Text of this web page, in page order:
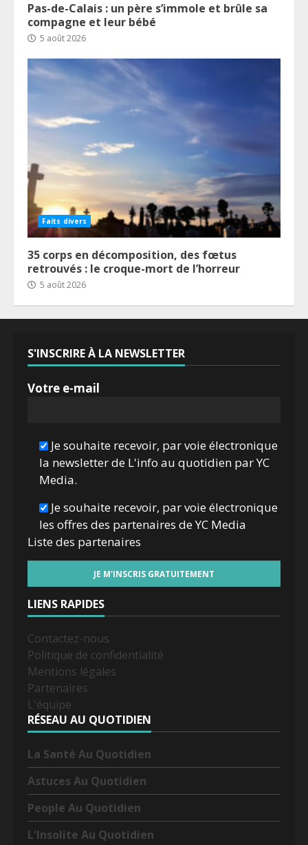
Pas-de-Calais : un père s’immole et brûle sa
compagne et leur bébé
5 août 2026
Faits divers
35 corps en décomposition, des fœtus
retrouvés : le croque-mort de l’horreur
5 août 2026
S'INSCRIRE À LA NEWSLETTER
Votre e-mail
Je souhaite recevoir, par voie électronique
la newsletter de L'info au quotidien par YC
Media.
Je souhaite recevoir, par voie électronique
les offres des partenaires de YC Media
Liste des partenaires
LIENS RAPIDES
Contactez-nous
Politique de confidentialité
Mentions légales
Partenaires
L'équipe
RÉSEAU AU QUOTIDIEN
La Santé Au Quotidien
Astuces Au Quotidien
People Au Quotidien
L'Insolite Au Quotidien